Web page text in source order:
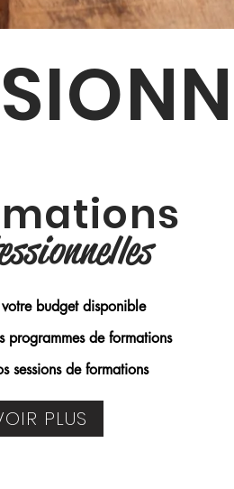
budget disponible
programmes de formations
sessions de formations
PLUS